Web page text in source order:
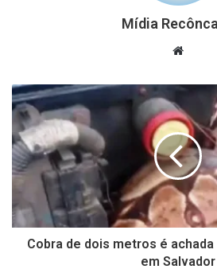
Mídia
Cobra de dois metros é
em Salvador